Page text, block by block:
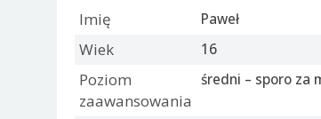
Imię Paweł
Wiek 16
Poziom
zaawansowania
średni – sporo za